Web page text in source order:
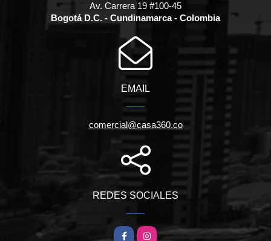
Av. Carrera 19 #100-45
Bogotá D.C. - Cundinamarca - Colombia
EMAIL
comercial@casa360.co
REDES SOCIALES
FacebookInstagram